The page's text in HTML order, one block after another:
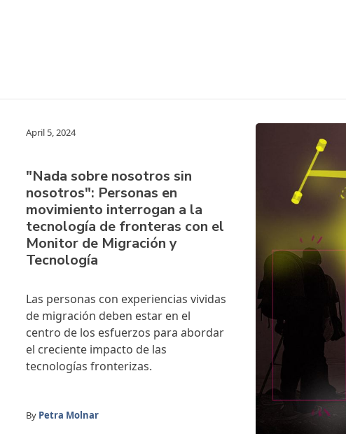
April 5, 2024
"Nada sobre nosotros sin
nosotros": Personas en
movimiento interrogan a la
tecnología de fronteras con el
Monitor de Migración y
Tecnología
Las personas con experiencias vividas
de migración deben estar en el
centro de los esfuerzos para abordar
el creciente impacto de las
tecnologías fronterizas.
By Petra Molnar